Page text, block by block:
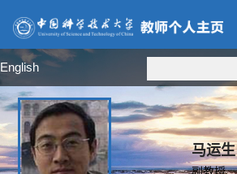
English
马运生
副教授